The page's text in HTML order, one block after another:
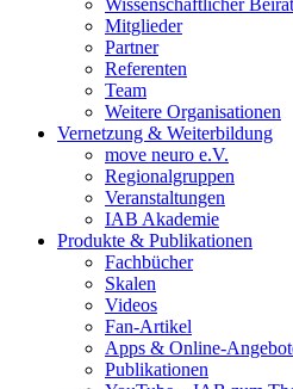
Wissenschaftlicher Beirat
Mitglieder
Partner
Referenten
Team
Weitere Organisationen
Vernetzung & Weiterbildung
move neuro e.V.
Regionalgruppen
Veranstaltungen
IAB Akademie
Produkte & Publikationen
Fachbücher
Skalen
Videos
Fan-Artikel
Apps & Online-
Publikationen